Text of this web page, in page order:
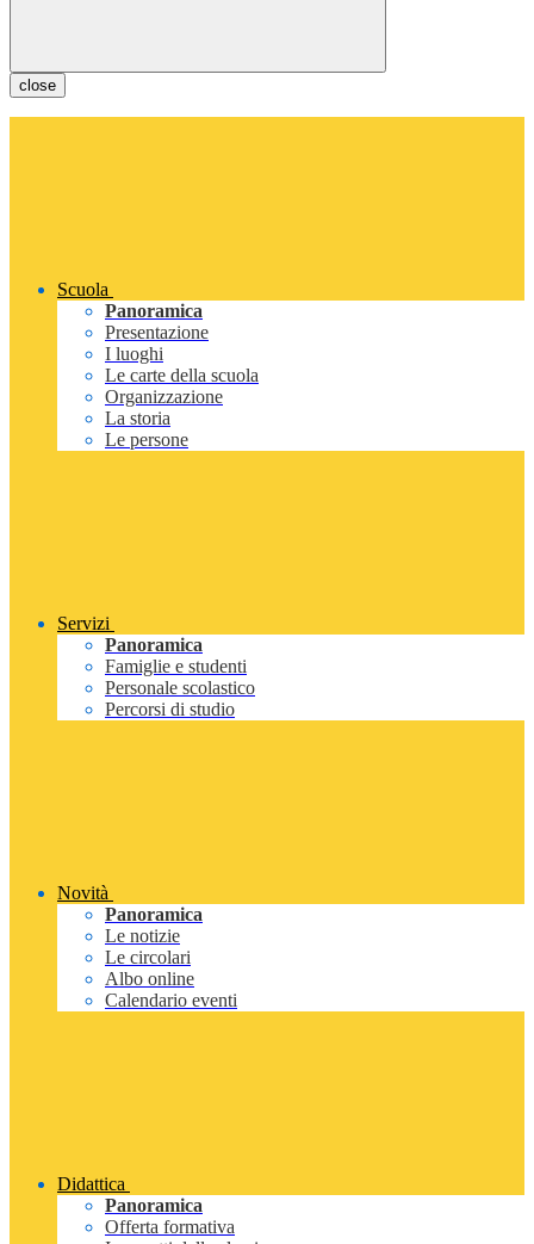
close
Scuola
Panoramica
Presentazione
I luoghi
Le carte della scuola
Organizzazione
La storia
Le persone
Servizi
Panoramica
Famiglie e studenti
Personale scolastico
Percorsi di studio
Novità
Panoramica
Le notizie
Le circolari
Albo online
Calendario eventi
Didattica
Panoramica
Offerta formativa